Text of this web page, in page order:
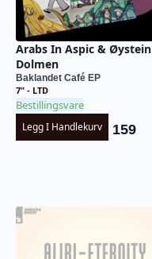
Arabs In Aspic & Øystein
Dolmen
Baklandet Café EP
7" - LTD
Bestillingsvare
Legg I Handlekurv 159